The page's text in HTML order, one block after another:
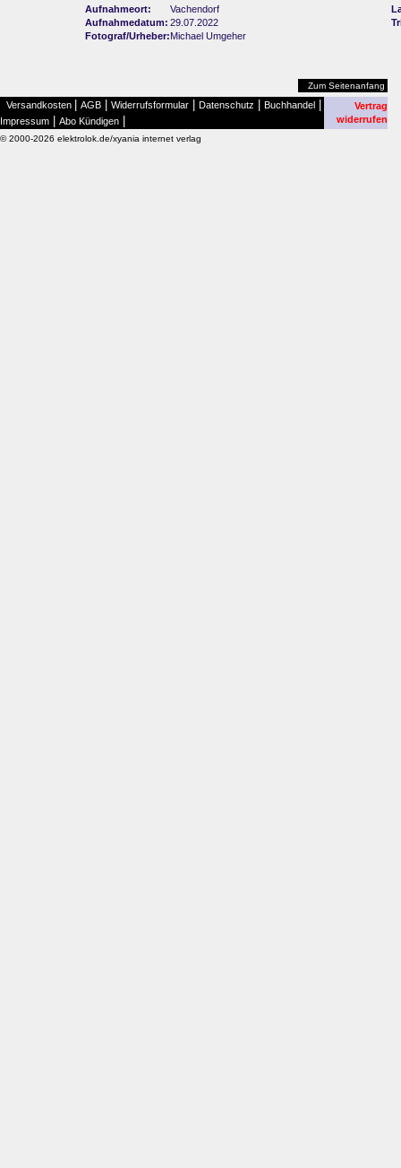
Aufnahmeort:
Vachendorf
Aufnahmedatum: 29.07.2022
Fotograf/Urheber:Michael Umgeher
Zum Seitenanfang
Versandkosten AGB Widerrufsformular Datenschutz Buchhandel
Impressum Abo Kündigen
Vertrag
widerrufen
© 2000-2026 elektrolok.de/xyania internet verlag